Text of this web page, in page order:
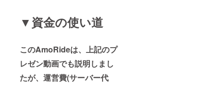
▼資金の使い道
このAmoRideは、上記のプ
レゼン動画でも説明しまし
たが、運営費(サーバー代